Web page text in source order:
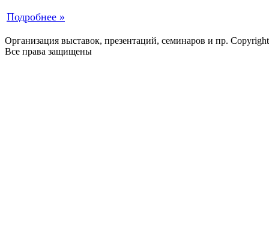
Подробнее »
Организация выставок, презентаций, семинаров и пр.
Все права защищены